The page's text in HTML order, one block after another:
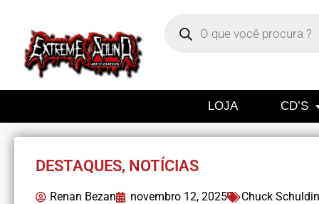
LOJA CD’S
DESTAQUES, NOTÍCIAS
Renan Bezan novembro 12, 2025 Chuck